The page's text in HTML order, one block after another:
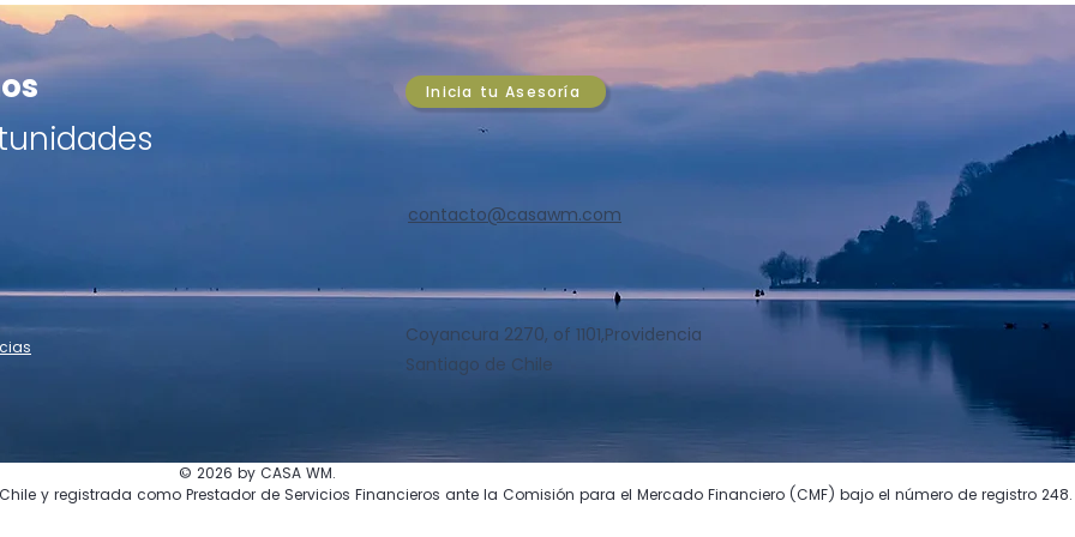
Imacec sorprende y Chile
esquiva la recesión
técnica
IPSA +1,47%, cobre en
Fitch: análisis del día en clave
chilena y global para
Cobre en máximos
históricos hunde al dólar y
aviva optimismo en Chile
El cobre supera USD 6,67 la
libra y el peso se aprecia $14
máximos históricos y la Fed
de CASA Wealth
Inicia tu Asesoría
contacto@casawm.com
Coyancura 2270, of 1101,Providencia
Santiago de Chile
© 2026 by CASA WM.
y registrada como Prestador de Servicios Financieros ante la Comisión para el Mercado Financiero (CMF) bajo el número de registro 248.